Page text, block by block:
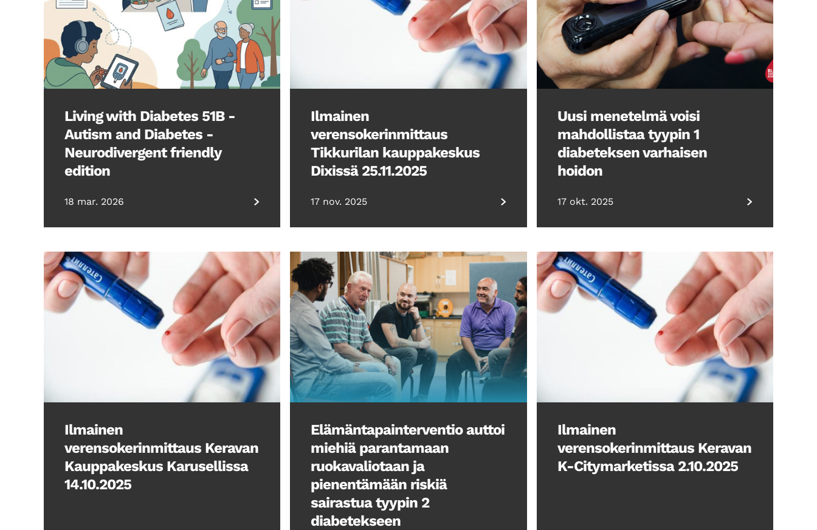
Living with Diabetes 51B -
Autism and Diabetes -
Neurodivergent friendly
edition
18 mar. 2026
Ilmainen
verensokerinmittaus
Tikkurilan kauppakeskus
Dixissä 25.11.2025
17 nov. 2025
Uusi menetelmä voisi
mahdollistaa tyypin 1
diabeteksen varhaisen
hoidon
17 okt. 2025
Ilmainen
verensokerinmittaus Keravan
Kauppakeskus Karusellissa
14.10.2025
Elämäntapainterventio auttoi
miehiä parantamaan
ruokavaliotaan ja
pienentämään riskiä
sairastua tyypin 2
diabetekseen
Ilmainen
verensokerinmittaus Keravan
K-Citymarketissa 2.10.2025